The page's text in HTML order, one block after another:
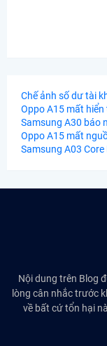
Chế ảnh số dư tài
Oppo A15 mất
Samsung A30 báo
Oppo A15 mất
Samsung A03 Core
Nội dung trên Blog
lòng cân nhắc trước
về bất cứ tổn hại